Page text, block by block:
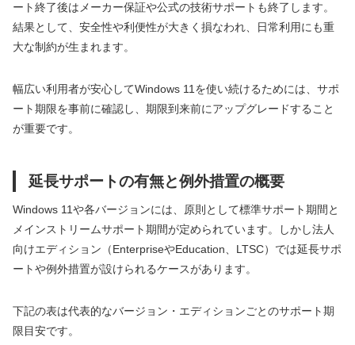
ート終了後はメーカー保証や公式の技術サポートも終了します。
結果として、安全性や利便性が大きく損なわれ、日常利用にも重
大な制約が生まれます。
幅広い利用者が安心してWindows 11を使い続けるためには、サポ
ート期限を事前に確認し、期限到来前にアップグレードすること
が重要です。
延長サポートの有無と例外措置の概要
Windows 11や各バージョンには、原則として標準サポート期間と
メインストリームサポート期間が定められています。しかし法人
向けエディション（EnterpriseやEducation、LTSC）では延長サポ
ートや例外措置が設けられるケースがあります。
下記の表は代表的なバージョン・エディションごとのサポート期
限目安です。